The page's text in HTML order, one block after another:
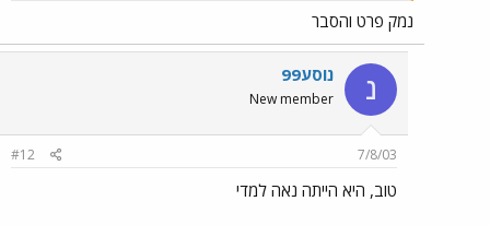
נמק פרט והסבר
נ נוסע99
New member
7/8/03
#12
טוב, היא הייתה נאה למדי